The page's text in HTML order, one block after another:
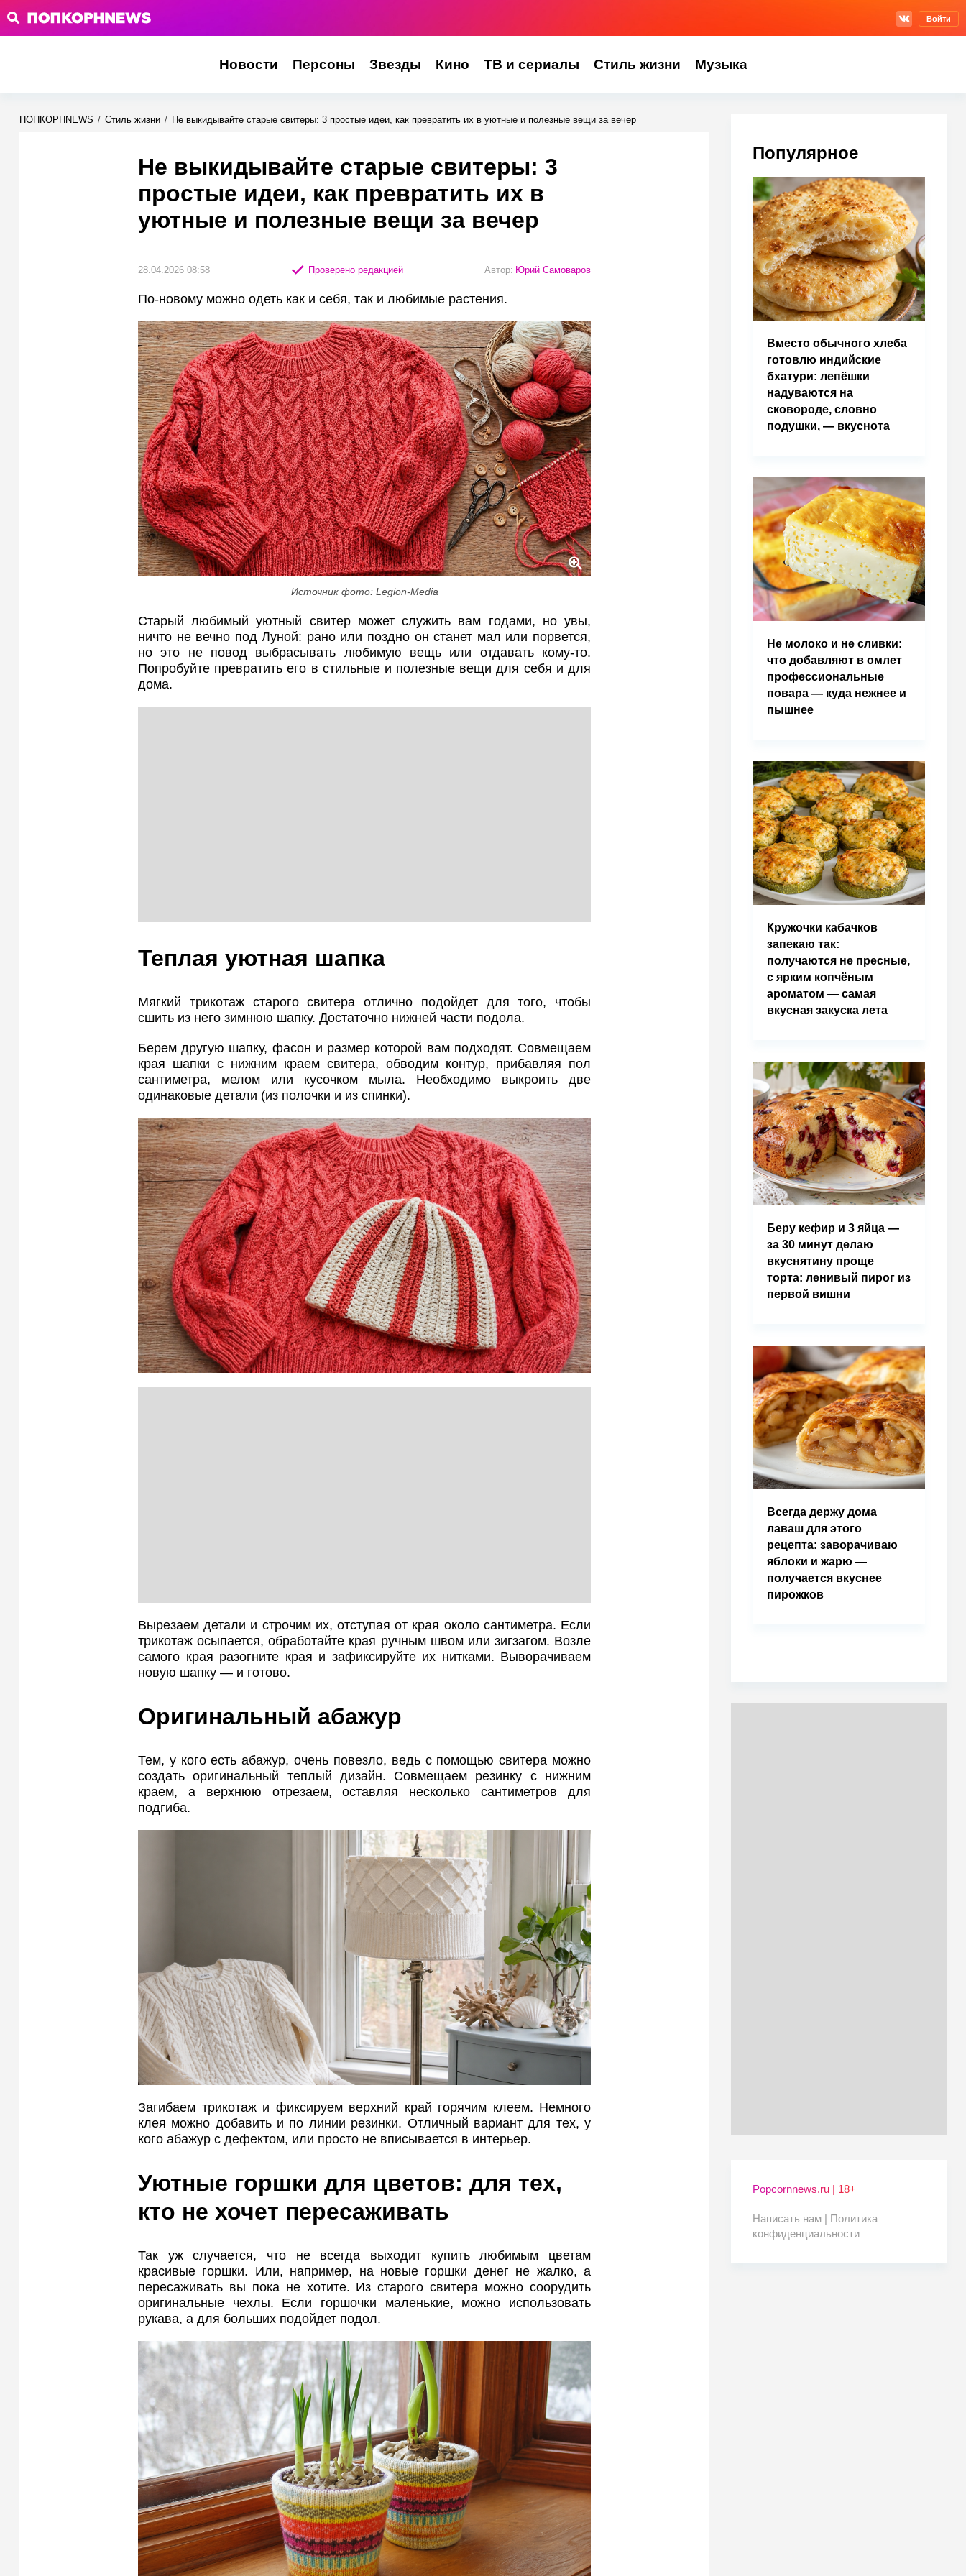
Войти
Новости Персоны Звезды Кино ТВ и сериалы Стиль жизни Музыка
ПОПКОРНNEWS / Стиль жизни / Не выкидывайте старые свитеры: 3 простые идеи, как превратить их в уютные и полезные вещи за вечер
Не выкидывайте старые свитеры: 3
простые идеи, как превратить их в
уютные и полезные вещи за вечер
28.04.2026 08:58 Проверено редакцией Автор: Юрий Самоваров
По-новому можно одеть как и себя, так и любимые растения.
Источник фото: Legion-Media
Старый любимый уютный свитер может служить вам годами, но увы,
ничто не вечно под Луной: рано или поздно он станет мал или порвется,
но это не повод выбрасывать любимую вещь или отдавать кому-то.
Попробуйте превратить его в стильные и полезные вещи для себя и для
дома.
Теплая уютная шапка
Мягкий трикотаж старого свитера отлично подойдет для того, чтобы
сшить из него зимнюю шапку. Достаточно нижней части подола.
Берем другую шапку, фасон и размер которой вам подходят. Совмещаем
края шапки с нижним краем свитера, обводим контур, прибавляя пол
сантиметра, мелом или кусочком мыла. Необходимо выкроить две
одинаковые детали (из полочки и из спинки).
Вырезаем детали и строчим их, отступая от края около сантиметра. Если
трикотаж осыпается, обработайте края ручным швом или зигзагом. Возле
самого края разогните края и зафиксируйте их нитками. Выворачиваем
новую шапку — и готово.
Оригинальный абажур
Тем, у кого есть абажур, очень повезло, ведь с помощью свитера можно
создать оригинальный теплый дизайн. Совмещаем резинку с нижним
краем, а верхнюю отрезаем, оставляя несколько сантиметров для
подгиба.
Загибаем трикотаж и фиксируем верхний край горячим клеем. Немного
клея можно добавить и по линии резинки. Отличный вариант для тех, у
кого абажур с дефектом, или просто не вписывается в интерьер.
Уютные горшки для цветов: для тех,
кто не хочет пересаживать
Так уж случается, что не всегда выходит купить любимым цветам
красивые горшки. Или, например, на новые горшки денег не жалко, а
пересаживать вы пока не хотите. Из старого свитера можно соорудить
оригинальные чехлы. Если горшочки маленькие, можно использовать
рукава, а для больших подойдет подол.
Популярное
Вместо обычного хлеба
готовлю индийские
бхатури: лепёшки
надуваются на
сковороде, словно
подушки, — вкуснота
Не молоко и не сливки:
что добавляют в омлет
профессиональные
повара — куда нежнее и
пышнее
Кружочки кабачков
запекаю так:
получаются не пресные,
с ярким копчёным
ароматом — самая
вкусная закуска лета
Беру кефир и 3 яйца —
за 30 минут делаю
вкуснятину проще
торта: ленивый пирог из
первой вишни
Всегда держу дома
лаваш для этого
рецепта: заворачиваю
яблоки и жарю —
получается вкуснее
пирожков
Popcornnews.ru | 18+
Написать нам | Политика
конфиденциальности